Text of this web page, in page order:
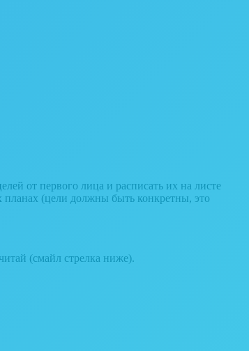
от первого лица и расписать их на листе
планах (цели должны быть конкретны, это
(смайл стрелка ниже).